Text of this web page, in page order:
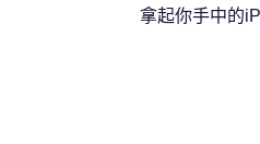
拿起你手中的